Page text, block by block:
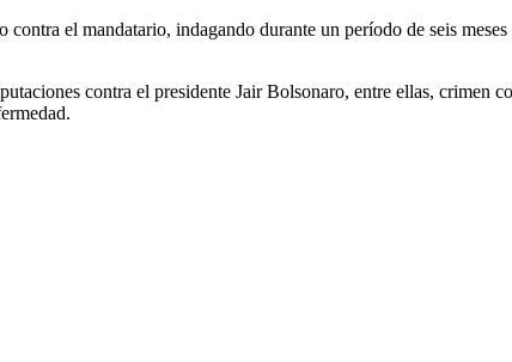
el mandatario, indagando durante un período de seis
contra el presidente Jair Bolsonaro, entre ellas, crimen